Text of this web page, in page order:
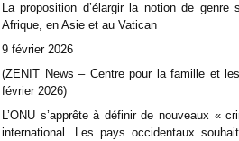
La proposition d’élargir la notion de
Afrique, en Asie et au Vatican
9 février 2026
(ZENIT News – Centre pour la famille et
février 2026)
L’ONU s’apprête à définir de nouveaux «
international. Les pays occidentaux